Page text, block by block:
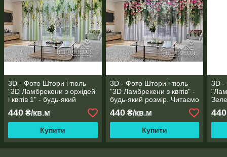
3D - Фото Штори і тюль
"3D Ламбрекени з орхідей
і квітів 1" - будь-який
розмір. Читаємо опис!
440 ₴/кв.м
Купити
3D - Фото Штори і тюль
"3D Ламбрекени з квітів" -
будь-який розмір. Читаємо
опис!
440₴/кв.м
Купити
3D -
440